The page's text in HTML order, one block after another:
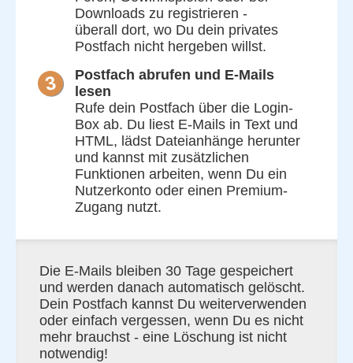
Downloads zu registrieren -
überall dort, wo Du dein privates
Postfach nicht hergeben willst.
Postfach abrufen und E-Mails
lesen
Rufe dein Postfach über die Login-
Box ab. Du liest E-Mails in Text und
HTML, lädst Dateianhänge herunter
und kannst mit zusätzlichen
Funktionen arbeiten, wenn Du ein
Nutzerkonto oder einen Premium-
Zugang nutzt.
Die E-Mails bleiben 30 Tage gespeichert
und werden danach automatisch gelöscht.
Dein Postfach kannst Du weiterverwenden
oder einfach vergessen, wenn Du es nicht
mehr brauchst - eine Löschung ist nicht
notwendig!